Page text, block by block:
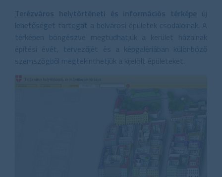
Terézváros helytörténeti és információs térképe új
lehetőséget tartogat a belvárosi épületek csodálóinak. A
térképen böngészve megtudhatjuk a kerület házainak
építési évét, tervezőjét és a képgalériában különböző
szemszögből megtekinthetjük a kijelölt épületeket.